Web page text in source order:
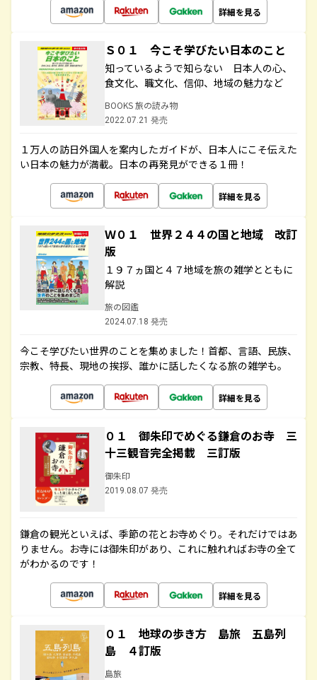
詳細を見る
Ｓ０１ 今こそ学びたい日本のこと
知っているようで知らない 日本人の心、
食文化、職文化、信仰、地域の魅力など
BOOKS 旅の読み物
2022.07.21 発売
１万人の訪日外国人を案内したガイドが、日本人にこそ伝えた
い日本の魅力が満載。日本の再発見ができる１冊！
詳細を見る
Ｗ０１ 世界２４４の国と地域 改訂
版
１９７ヵ国と４７地域を旅の雑学とともに
解説
旅の図鑑
2024.07.18 発売
今こそ学びたい世界のことを集めました！首都、言語、民族、
宗教、特長、現地の挨拶、誰かに話したくなる旅の雑学も。
詳細を見る
０１ 御朱印でめぐる鎌倉のお寺 三
十三観音完全掲載 三訂版
御朱印
2019.08.07 発売
鎌倉の観光といえば、季節の花とお寺めぐり。それだけではあ
りません。お寺には御朱印があり、これに触れればお寺の全て
がわかるのです！
詳細を見る
０１ 地球の歩き方 島旅 五島列
島 ４訂版
島旅